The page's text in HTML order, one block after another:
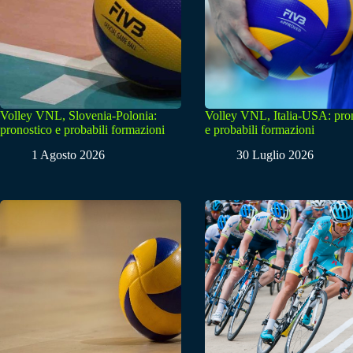
Volley VNL, Slovenia-Polonia:
pronostico e probabili formazioni
1 Agosto 2026
Volley VNL, Italia-USA:
e probabili formazioni
30 Luglio 2026